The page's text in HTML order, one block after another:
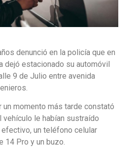
denunció en la policía que en
dejó estacionado su automóvil
9 de Julio entre avenida
un momento más tarde constató
le habían sustraído
un teléfono celular
14 Pro y un buzo.